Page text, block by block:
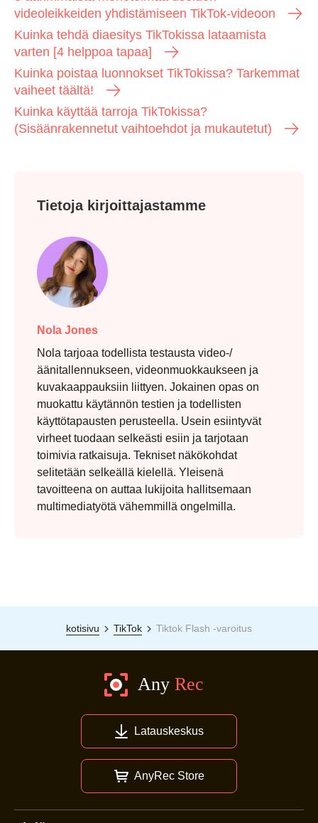
videoleikkeiden yhdistämiseen TikTok-videoon
Kuinka tehdä diaesitys TikTokissa lataamista
varten [4 helppoa tapaa]
Kuinka poistaa luonnokset TikTokissa? Tarkemmat
vaiheet täältä!
Kuinka käyttää tarroja TikTokissa?
(Sisäänrakennetut vaihtoehdot ja mukautetut)
Tietoja kirjoittajastamme
Nola Jones
Nola tarjoaa todellista testausta video-/
äänitallennukseen, videonmuokkaukseen ja
kuvakaappauksiin liittyen. Jokainen opas on
muokattu käytännön testien ja todellisten
käyttötapausten perusteella. Usein esiintyvät
virheet tuodaan selkeästi esiin ja tarjotaan
toimivia ratkaisuja. Tekniset näkökohdat
selitetään selkeällä kielellä. Yleisenä
tavoitteena on auttaa lukijoita hallitsemaan
multimediatyötä vähemmillä ongelmilla.
kotisivu TikTok Tiktok Flash -varoitus
Latauskeskus
AnyRec Store